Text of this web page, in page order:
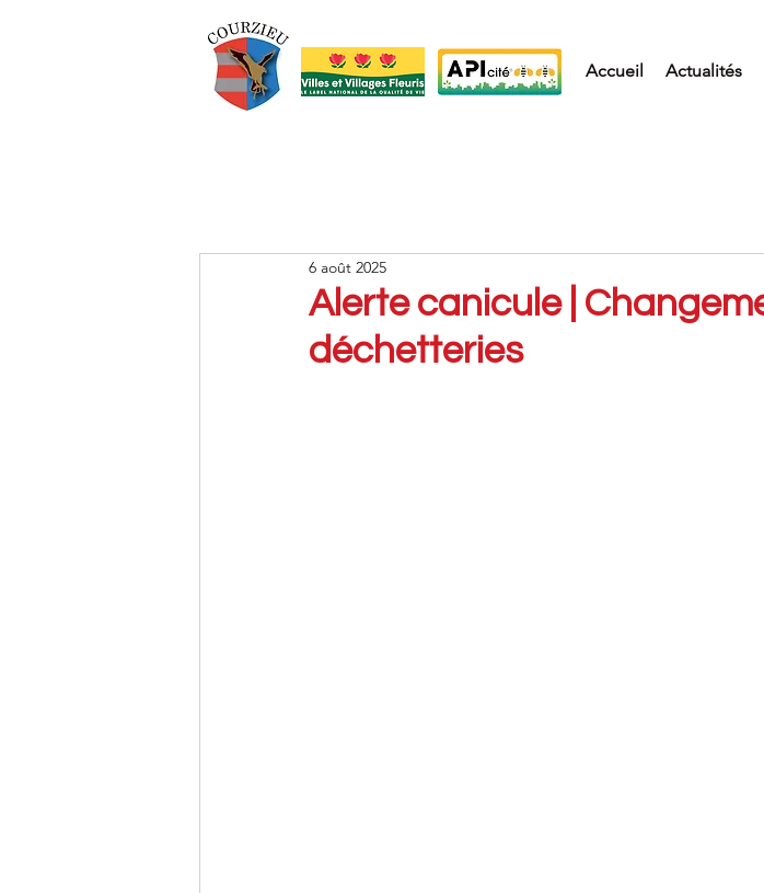
Accueil Actualités
Alerte canicule |
déchetteries
6 août 2025